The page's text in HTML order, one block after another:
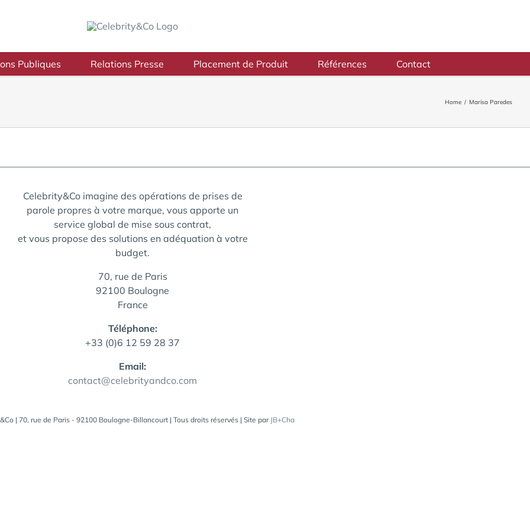
Publiques Relations Presse Placement de Produit Références Contact
Home / Marisa Paredes
Celebrity&Co imagine des opérations de prises de
parole propres à votre marque, vous apporte un
service global de mise sous contrat,
et vous propose des solutions en adéquation à votre
budget.
70, rue de Paris
92100 Boulogne
France
Téléphone:
+33 (0)6 12 59 28 37
Email:
contact@celebrityandco.com
| 70, rue de Paris - 92100 Boulogne-Billancourt | Tous droits réservés | Site par JB+Cha